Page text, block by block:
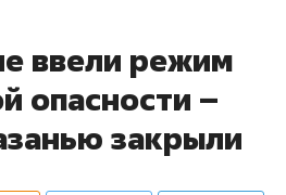
ввели режим
опасности –
закрыли